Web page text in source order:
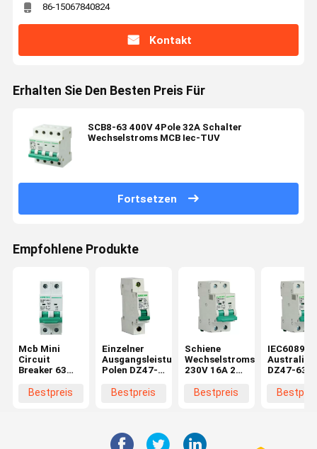
86-15067840824
Kontakt
Erhalten Sie Den Besten Preis Für
SCB8-63 400V 4Pole 32A Schalter
Wechselstroms MCB Iec-TUV
Fortsetzen
Empfohlene Produkte
Mcb Mini
Circuit
Breaker 63
SCB8T
Bestpreis
Einzelner
Ausgangsleistungsschalter
Polen DZ47-
Bestpreis
Schiene
Wechselstroms
230V 16A 2
die Luft-
Bestpreis
IEC60898
Australien
DZ47-63